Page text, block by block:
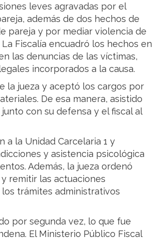
leves agravadas por el
además de dos hechos de
pareja y por mediar violencia de
Fiscalía encuadró los hechos en
las denuncias de las víctimas,
incorporados a la causa.
la jueza y aceptó los cargos por
De esa manera, asistido
con su defensa y el fiscal al
a la Unidad Carcelaria 1 y
y asistencia psicológica
Además, la jueza ordenó
remitir las actuaciones
trámites administrativos
por segunda vez, lo que fue
El Ministerio Público Fiscal